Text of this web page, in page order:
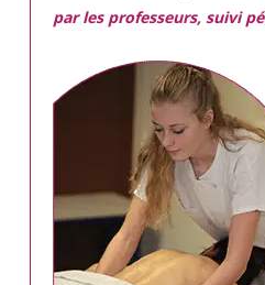
par les professeurs, suivi